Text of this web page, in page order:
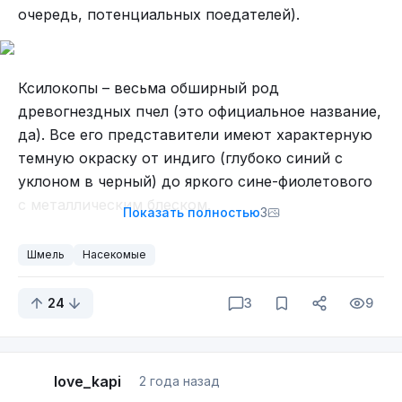
было, уже поздно было. Они в одно мгновение
человека.
определенные участки, отгоняя других самцов и
привлекая самок.
очередь, потенциальных поедателей).
Ксилокопы – весьма обширный род
древогнездных пчел (это официальное название,
да). Все его представители имеют характерную
темную окраску от индиго (глубоко синий с
уклоном в черный) до яркого сине-фиолетового
с металлическим блеском.
Показать полностью3
Шмель Насекомые
24 3 9
love_kapi 2 года назад